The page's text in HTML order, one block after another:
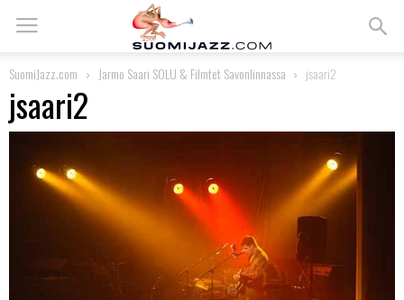
SuomiJazz.com Jarmo Saari SOLU & Filmtet Savonlinnassa jsaari2
jsaari2